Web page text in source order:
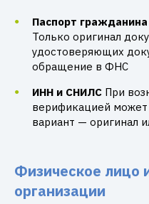
Паспорт
Только оригинал
удостоверяющих
обращение в ФНС
ИНН и СНИЛС При
верификацией
вариант — оригинал
Физическое лицо
организации